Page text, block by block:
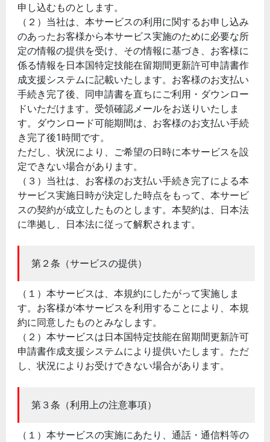
申し込むものとします。
（２）当社は、本サービスの利用に関するお申し込み
のあったお客様から本サービス実施のために必要な所
定の情報の提供を受け、その情報に基づき、お客様に
係る情報を日本国特定技能在留期間更新許可申請書作
成支援システムに記載いたします。お客様のお支払い
手続き完了後、同申請書を直ちにご利用・ダウンロー
ドいただけます。受領確認メールをお送りいたしま
す。ダウンロード可能期間は、お客様のお支払い手続
き完了後1時間です。
ただし、状況により、ご希望の日時に本サービスを設
定できない場合があります。
（３）当社は、お客様のお支払い手続き完了による本
サービス実施日時が決定した時点をもって、本サービ
スの契約が成立したものとします。本契約は、日本法
に準拠し、日本法に従って解釈されます。
第２条（サービスの提供）
（１）本サービスは、本規約にしたがって実施しま
す。お客様が本サービスを利用することにより、本規
約に同意したものとみなします。
（２）本サービスは日本国特定技能在留期間更新許可
申請書作成支援システムにより提供いたします。ただ
し、状況によりお受けできない場合があります。
第３条（利用上の注意事項）
（１）本サービスの実施にあたり、通話・通信料等の